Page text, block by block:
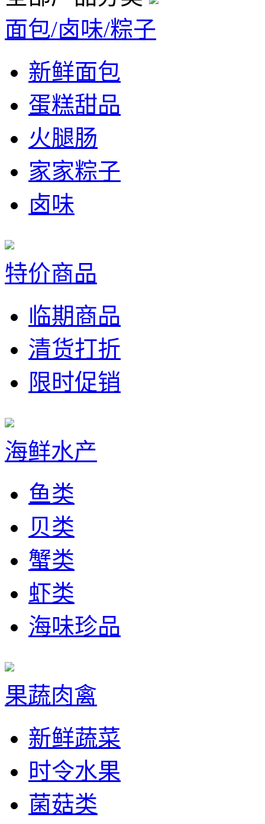
面包/卤味/粽子
新鲜面包
蛋糕甜品
火腿肠
家家粽子
卤味
特价商品
临期商品
清货打折
限时促销
海鲜水产
鱼类
贝类
蟹类
虾类
海味珍品
果蔬肉禽
新鲜蔬菜
时令水果
菌菇类